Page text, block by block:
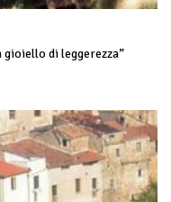
gioiello di leggerezza”